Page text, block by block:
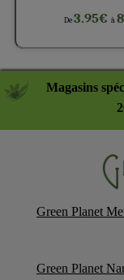
De3.95€à
Magasins
Green Planet
Green Planet